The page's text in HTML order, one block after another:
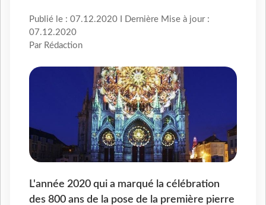
Publié le : 07.12.2020 I Dernière Mise à jour :
07.12.2020
Par Rédaction
L'année 2020 qui a marqué la célébration
des 800 ans de la pose de la première pierre